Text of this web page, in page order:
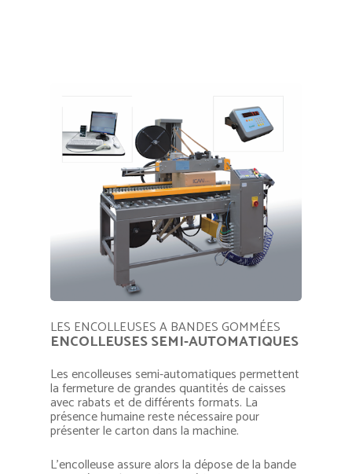
LES ENCOLLEUSES A BANDES GOMMÉES
ENCOLLEUSES SEMI-AUTOMATIQUES
Les encolleuses semi-automatiques permettent
la fermeture de grandes quantités de caisses
avec rabats et de différents formats. La
présence humaine reste nécessaire pour
présenter le carton dans la machine.
L’encolleuse assure alors la dépose de la bande